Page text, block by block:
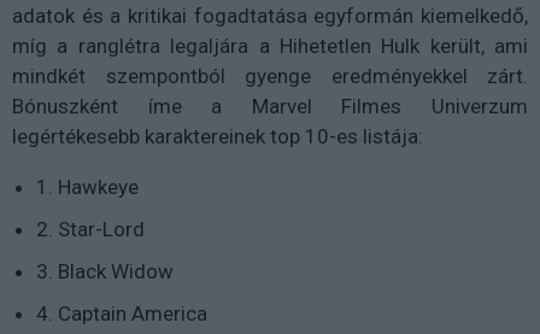
adatok és a kritikai fogadtatása egyformán kiemelkedő,
míg a ranglétra legaljára a Hihetetlen Hulk került, ami
mindkét szempontból gyenge eredményekkel zárt.
Bónuszként íme a Marvel Filmes Univerzum
legértékesebb karaktereinek top 10-es listája:
1. Hawkeye
2. Star-Lord
3. Black Widow
4. Captain America